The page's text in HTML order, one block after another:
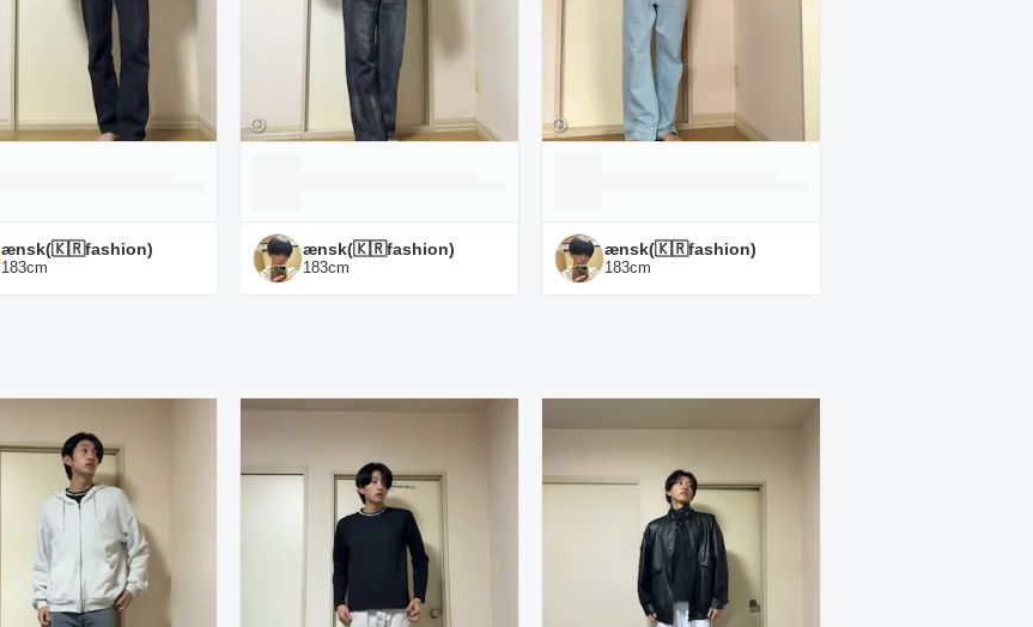
ænsk(🇰🇷fashion)
183cm
ænsk(🇰🇷fashion)
183cm
ænsk(🇰🇷fashion)
183cm